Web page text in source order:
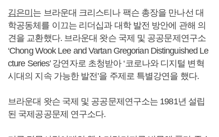
김은미 는 브라운대 크리스티나 팩슨 총장을 만나선 대
학공동체를 이끄는 리더십과 대학 발전 방안에 관해 의
견을 교환했다. 브라운대 왓슨 국제 및 공공문제연구소
‘Chong Wook Lee and Vartan Gregorian Distinguished Le
cture Series’ 강연자로 초청받아 ‘코로나와 디지털 변혁
시대의 지속 가능한 발전’을 주제로 특별강연을 했다.
브라운대 왓슨 국제 및 공공문제연구소는 1981년 설립
된 국제공공문제 연구소다.